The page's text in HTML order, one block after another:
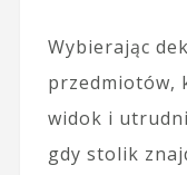
Wybierając
przedmiotów,
widok i
gdy stolik